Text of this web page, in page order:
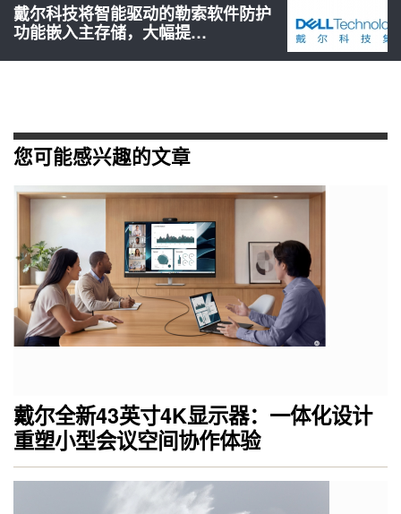
戴尔科技将智能驱动的勒索软件防护
功能嵌入主存储，大幅提…
您可能感兴趣的文章
戴尔全新43英寸4K显示器：一体化设计
重塑小型会议空间协作体验